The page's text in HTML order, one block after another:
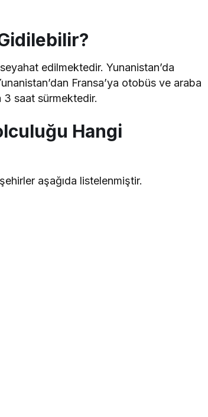
edilmektedir. Yunanistan’da
Fransa’ya otobüs ve araba
saat sürmektedir.
Hangi
aşağıda listelenmiştir.